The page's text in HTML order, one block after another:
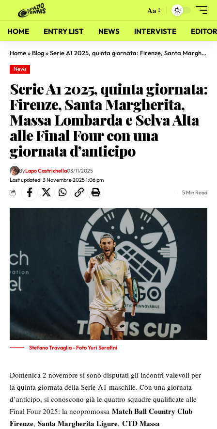
Aa
HOME ENTRY LIST NEWS INTERVISTE
Home» Blog»Serie A1 2025, quinta giornata: Firenze, Santa Margherita, Massa Lombarda e Selva Alta alle Final Four con una giornata d’anticipo
News
Serie A1 2025, quinta giornata:
Firenze, Santa Margherita,
Massa Lombarda e Selva Alta
alle Final Four con una
giornata d’anticipo
Last updated: 3 Novembre 2025 1:06 pm
ByLapo Castrichella03/11/2025
5 Min Read
Stefano Travaglia - Foto Yuri Serafini
Domenica 2 novembre si sono disputati gli incontri valevoli per
la quinta giornata della Serie A1 maschile. Con una giornata
d’anticipo, si conoscono già le quattro squadre qualificate alle
Final Four 2025: la neopromossa Match Ball Country Club
Firenze, Santa Margherita Ligure, CTD Massa